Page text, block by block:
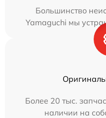
Большинство
Yamaguchi мы
Более 20 тыс.
наличии на